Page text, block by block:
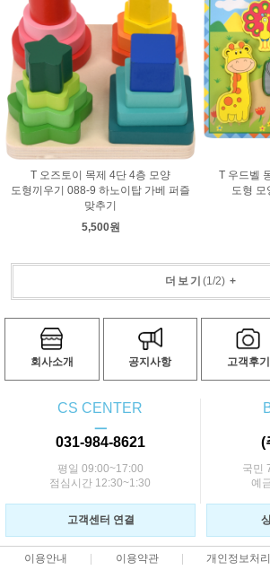
T 오즈토이 목제 4단 4층 모양
도형끼우기 088-9 하노이탑 가베 퍼즐
맞추기
5,500원
T 우드벨
도형 모
더보기 (1/2)+
회사소개 공지사항 고객후기
CS CENTER
ㅡ
031-984-8621
평일 09:00~17:00
점심시간 12:30~1:30
(
국민
예
고객센터 연결
이용안내 이용약관 개인정보처